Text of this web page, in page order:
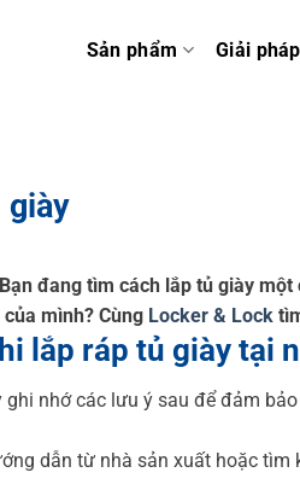
Sản phẩm Giải pháp
giày
Bạn đang tìm cách lắp tủ giày
mình? Cùng Locker & Lock
lắp ráp tủ giày tại
nhớ các lưu ý sau để đảm
dẫn từ nhà sản xuất hoặc